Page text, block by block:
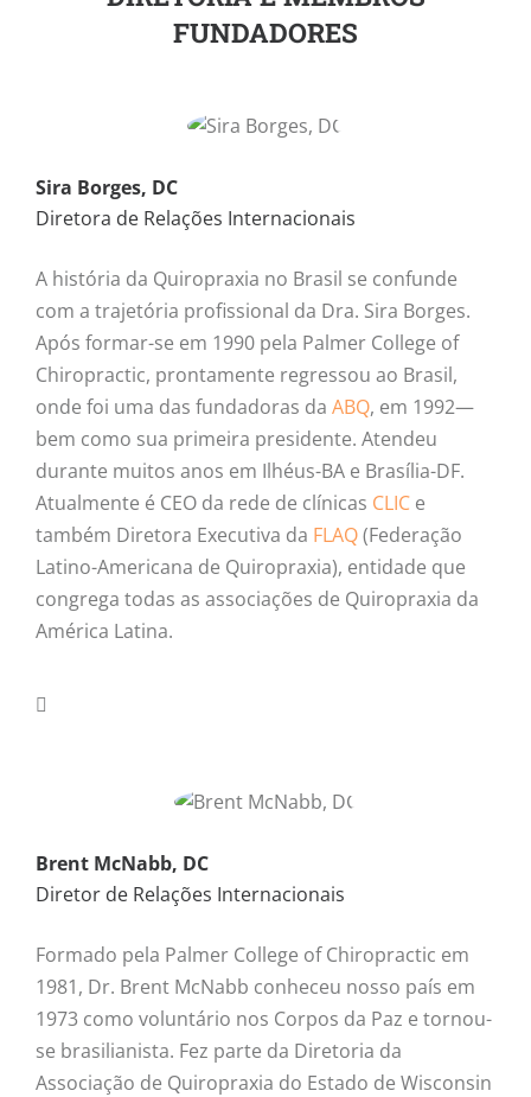
FUNDADORES
Sira Borges, DC
Diretora de Relações Internacionais
A história da Quiropraxia no Brasil se confunde
com a trajetória profissional da Dra. Sira Borges.
Após formar-se em 1990 pela Palmer College of
Chiropractic, prontamente regressou ao Brasil,
onde foi uma das fundadoras da ABQ, em 1992—
bem como sua primeira presidente. Atendeu
durante muitos anos em Ilhéus-BA e Brasília-DF.
Atualmente é CEO da rede de clínicas CLIC e
também Diretora Executiva da FLAQ(Federação
Latino-Americana de Quiropraxia), entidade que
congrega todas as associações de Quiropraxia da
América Latina.
Brent McNabb, DC
Diretor de Relações Internacionais
Formado pela Palmer College of Chiropractic em
1981, Dr. Brent McNabb conheceu nosso país em
1973 como voluntário nos Corpos da Paz e tornou-
se brasilianista. Fez parte da Diretoria da
Associação de Quiropraxia do Estado de Wisconsin